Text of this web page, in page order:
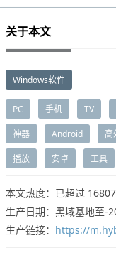
关于本文
Windows软件
PC 手机 TV
神器 Android 高
播放 安卓 工具
本文热度：已超过
生产日期：黑域基地至-
生产链接： https://